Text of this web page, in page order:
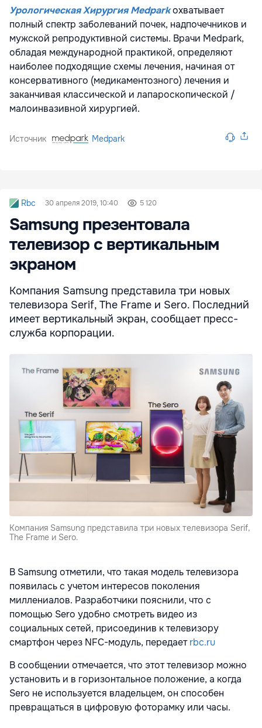
Урологическая Хирургия Medparkохватывает
полный спектр заболеваний почек, надпочечников и
мужской репродуктивной системы. Врачи Medpark,
обладая международной практикой, определяют
наиболее подходящие схемы лечения, начиная от
консервативного (медикаментозного) лечения и
заканчивая классической и лапароскопической /
малоинвазивной хирургией.
Источник Medpark
Rbc 30 апреля 2019, 10:40 5 120
Samsung презентовала
телевизор с вертикальным
экраном
Компания Samsung представила три новых
телевизора Serif, The Frame и Sero. Последний
имеет вертикальный экран, сообщает пресс-
служба корпорации.
Компания Samsung представила три новых телевизора Serif,
The Frame и Sero.
В Samsung отметили, что такая модель телевизора
появилась с учетом интересов поколения
миллениалов. Разработчики пояснили, что с
помощью Sero удобно смотреть видео из
социальных сетей, присоединив к телевизору
смартфон через NFC-модуль, передаетrbc.ru
В сообщении отмечается, что этот телевизор можно
установить и в горизонтальное положение, а когда
Sero не используется владельцем, он способен
превращаться в цифровую фоторамку или часы.